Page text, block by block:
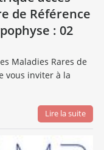
de Référence
: 02
Maladies Rares de
vous inviter à la
Lire la suite